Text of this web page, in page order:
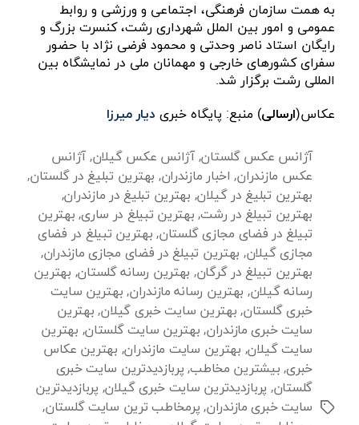
به همت سازمان فرهنگی، اجتماعی و ورزشی و روابط
عمومی و امور بین الملل شهرداری رشت، کنسرت بزرگ و
رایگان استاد ناصر وحدتی و محمود فرضی نژاد با حضور
سفرای کشورهای خارجی و مهمانان ملی در نمایشگاه بین
المللی رشت برگزار شد.
عکاس(ارسالی) منبع: پایگاه خبری دیار میرزا
برچسب‌ها
آژانس عکس گلستان,آژانس عکس گیلان,آژانس
عکس مازندران, اخبار مازندران, بهترین تبلیغ در گلستان,
بهترین تبلیغ در گیلان, بهترین تبلیغ در مازندران,
بهترین تبیلغ در رشت, بهترین تبیلغ در ساری, بهترین
تبیلغ در فضای مجازی گلستان, بهترین تبیلغ در فضای
مجازی گیلان, بهترین تبیلغ در فضای مجازی مازندران,
بهترین تبیلغ در گرگان, بهترین رسانه گلستان, بهترین
رسانه گیلان, بهترین رسانه مازندران, بهترین سایت
خبری گلستان, بهترین سایت خبری گیلان, بهترین
سایت خبری مازندران, بهترین سایت گلستان, بهترین
سایت گیلان, بهترین سایت مازندران, بهترین عکاس
خبری, بیشترین مخاطب, پربازدیدترین سایت خبری
گلستان, پربازدیدترین سایت خبری گیلان, پربازدیدترین
سایت خبری مازندران, پرمخاطب ترین سایت گلستان,